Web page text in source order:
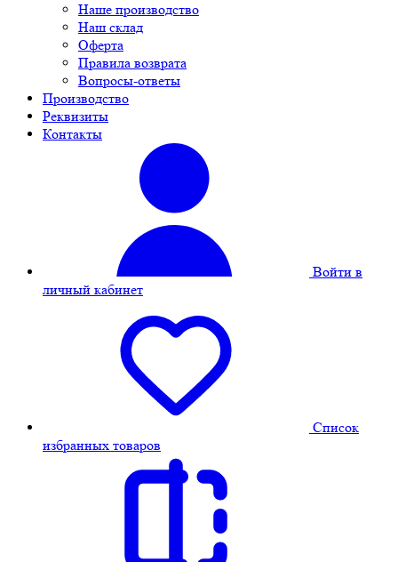
Наше производство
Наш склад
Оферта
Правила возврата
Вопросы-ответы
Производство
Реквизиты
Контакты
Войти в
личный кабинет
Cписок
избранных товаров